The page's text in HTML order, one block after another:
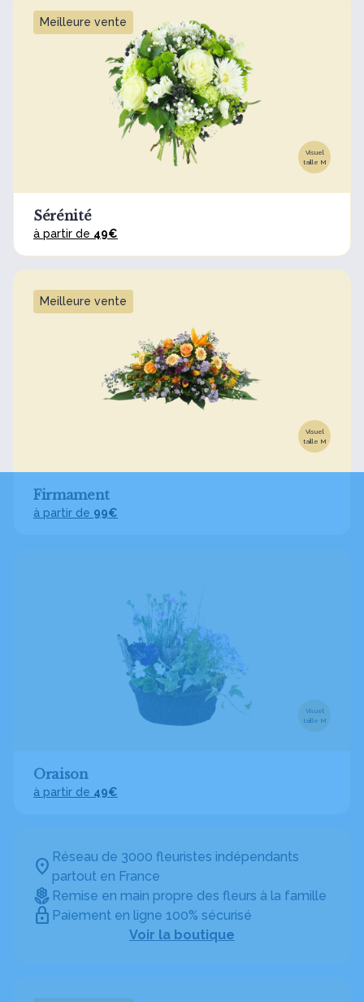
Réseau de 3000 fleuristes indépendants
partout en France
Remise en main propre des fleurs à la famille
Paiement en ligne 100% sécurisé
Voir la boutique
Meilleure vente
Visuel
taille M
Sérénité
à partir de 49€
Meilleure vente
Visuel
taille M
Firmament
à partir de 99€
Visuel
taille M
Oraison
à partir de 49€